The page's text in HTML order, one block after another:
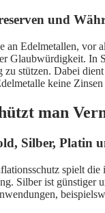
und
an Edelmetallen,
Glaubwürdigkeit. In
zu stützen. Dabei dient
keine
man
Silber, Platin
spielt
Silber ist günstiger